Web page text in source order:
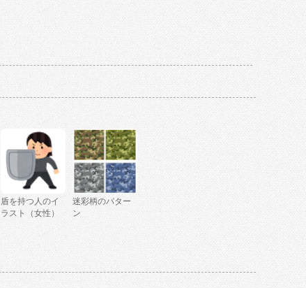
盾を持つ人のイ
ラスト（女性）
迷彩柄のパター
ン